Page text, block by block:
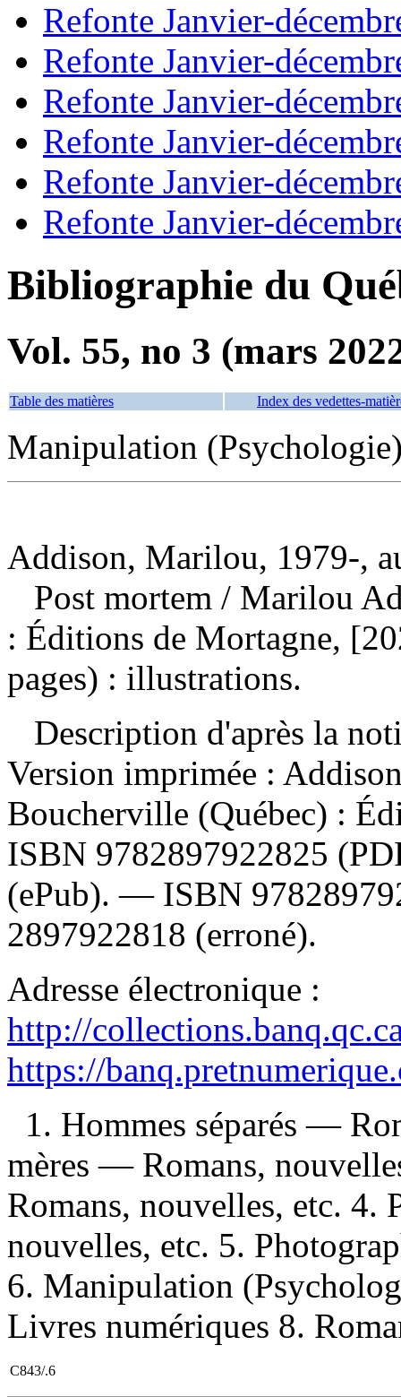
Refonte Janvier-
Refonte Janvier-
Refonte Janvier-
Refonte Janvier-
Refonte Janvier-
Refonte Janvier-
Bibliographie du
Vol. 55, no 3 (mars
Table des matières Index des vedettes-
Manipulation
Addison, Marilou, 1979-,
Post mortem / Marilou
: Éditions de Mortagne,
pages) : illustrations.
Description d'après la
Version imprimée :
Boucherville (Québec) :
ISBN 9782897922825
(ePub). — ISBN
2897922818 (erroné).
Adresse électronique :
http://
https://
1. Hommes séparés —
mères — Romans,
Romans, nouvelles, etc. 4.
nouvelles, etc. 5.
6. Manipulation
Livres numériques 8.
C843/.6